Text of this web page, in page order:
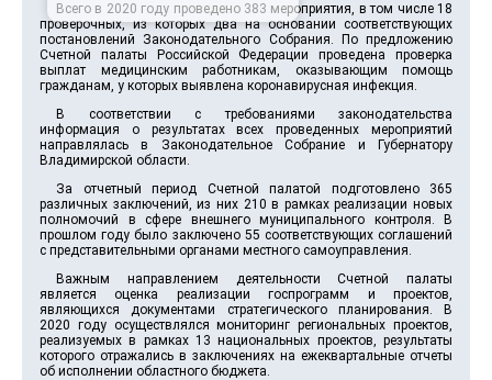
Всего в 2020 году проведено 383 мероприятия, в том числе 18
проверочных, из которых два на основании соответствующих
постановлений Законодательного Собрания. По предложению
Счетной палаты Российской Федерации проведена проверка
выплат медицинским работникам, оказывающим помощь
гражданам, у которых выявлена коронавирусная инфекция.
В соответствии с требованиями законодательства
информация о результатах всех проведенных мероприятий
направлялась в Законодательное Собрание и Губернатору
Владимирской области.
За отчетный период Счетной палатой подготовлено 365
различных заключений, из них 210 в рамках реализации новых
полномочий в сфере внешнего муниципального контроля. В
прошлом году было заключено 55 соответствующих соглашений
с представительными органами местного самоуправления.
Важным направлением деятельности Счетной палаты
является оценка реализации госпрограмм и проектов,
являющихся документами стратегического планирования. В
2020 году осуществлялся мониторинг региональных проектов,
реализуемых в рамках 13 национальных проектов, результаты
которого отражались в заключениях на ежеквартальные отчеты
об исполнении областного бюджета.